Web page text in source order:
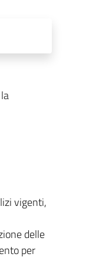
vigenti,
delle
per